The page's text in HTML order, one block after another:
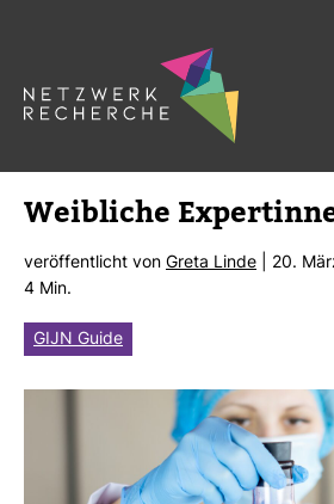
Weib­liche
ver­öf­fent­licht von Greta Linde | 20.
4 Min.
GIJN Guide